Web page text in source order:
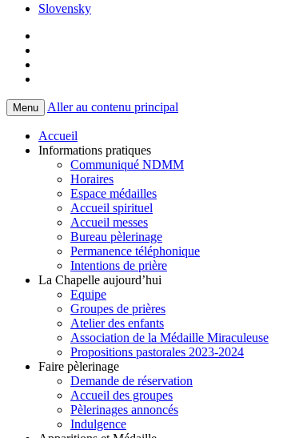
Slovensky
Menu Aller au contenu principal
Accueil
Informations pratiques
Communiqué NDMM
Horaires
Espace médailles
Accueil spirituel
Accueil messes
Bureau pèlerinage
Permanence téléphonique
Intentions de prière
La Chapelle aujourd’hui
Equipe
Groupes de prières
Atelier des enfants
Association de la Médaille Miraculeuse
Propositions pastorales 2023-2024
Faire pèlerinage
Demande de réservation
Accueil des groupes
Pèlerinages annoncés
Indulgence